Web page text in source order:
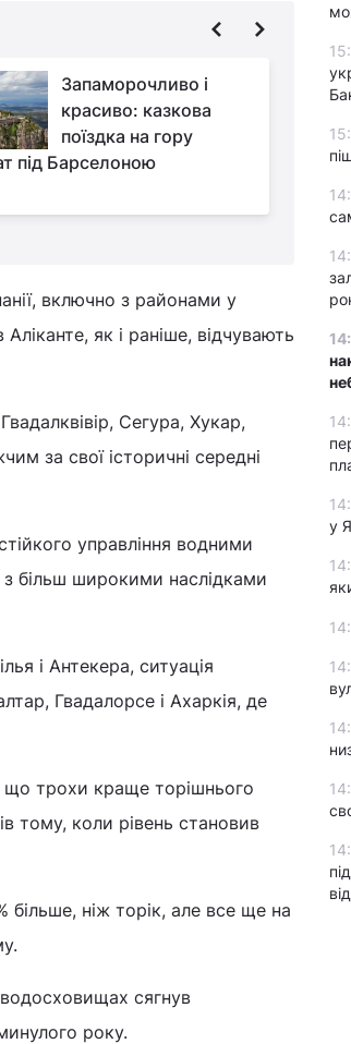
Запаморочливо і
красиво: казкова
поїздка на гору
під Барселоною
включно з районами у
як і раніше, відчувають
Сегура, Хукар,
за свої історичні середні
управління водними
більш широкими наслідками
і Антекера, ситуація
Гвадалорсе і Ахаркія, де
що трохи краще торішнього
тому, коли рівень становив
більше, ніж торік, але все ще на
сягнув
року.
у